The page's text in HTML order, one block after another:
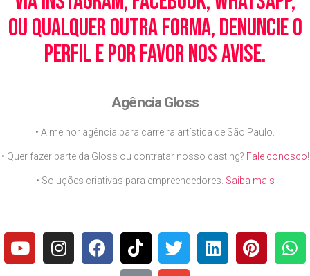
ou qualquer outra forma, denuncie o
perfil e por favor nos avise.
Agência Gloss
• A melhor agência para carreira artística de São Paulo.
• Quer fazer parte da Gloss ou contratar nosso casting? Fale conosco!
• Soluções criativas para empreendedores. Saiba mais